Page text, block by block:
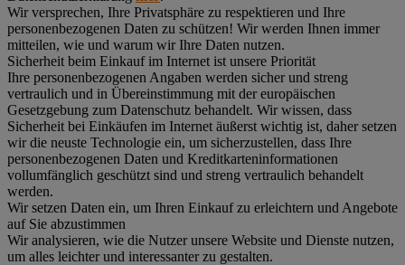
Wir versprechen, Ihre Privatsphäre zu respektieren und Ihre
personenbezogenen Daten zu schützen! Wir werden Ihnen immer
mitteilen, wie und warum wir Ihre Daten nutzen.
Sicherheit beim Einkauf im Internet ist unsere Priorität
Ihre personenbezogenen Angaben werden sicher und streng
vertraulich und in Übereinstimmung mit der europäischen
Gesetzgebung zum Datenschutz behandelt. Wir wissen, dass
Sicherheit bei Einkäufen im Internet äußerst wichtig ist, daher setzen
wir die neuste Technologie ein, um sicherzustellen, dass Ihre
personenbezogenen Daten und Kreditkarteninformationen
vollumfänglich geschützt sind und streng vertraulich behandelt
werden.
Wir setzen Daten ein, um Ihren Einkauf zu erleichtern und Angebote
auf Sie abzustimmen
Wir analysieren, wie die Nutzer unsere Website und Dienste nutzen,
um alles leichter und interessanter zu gestalten.